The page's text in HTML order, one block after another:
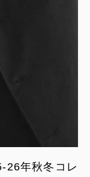
26年秋冬コレ